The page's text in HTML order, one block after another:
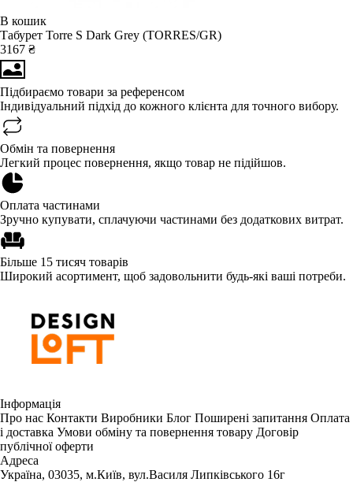
В кошик
Табурет Torre S Dark Grey (TORRES/GR)
3167 ₴
Підбираємо товари за референсом
Індивідуальний підхід до кожного клієнта для точного вибору.
Обмін та повернення
Легкий процес повернення, якщо товар не підійшов.
Оплата частинами
Зручно купувати, сплачуючи частинами без додаткових витрат.
Більше 15 тисяч товарів
Широкий асортимент, щоб задовольнити будь-які ваші потреби.
Інформація
Про нас Контакти Виробники Блог Поширені запитання Оплата
і доставка Умови обміну та повернення товару Договір
публічної оферти
Адреса
Україна, 03035, м.Київ, вул.Василя Липківського 16г